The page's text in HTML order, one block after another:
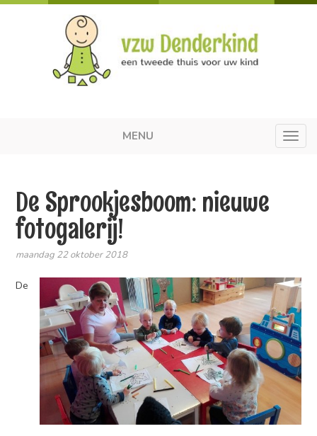
MENU
De Sprookjesboom: nieuwe
fotogalerij!
maandag 22 oktober 2018
De